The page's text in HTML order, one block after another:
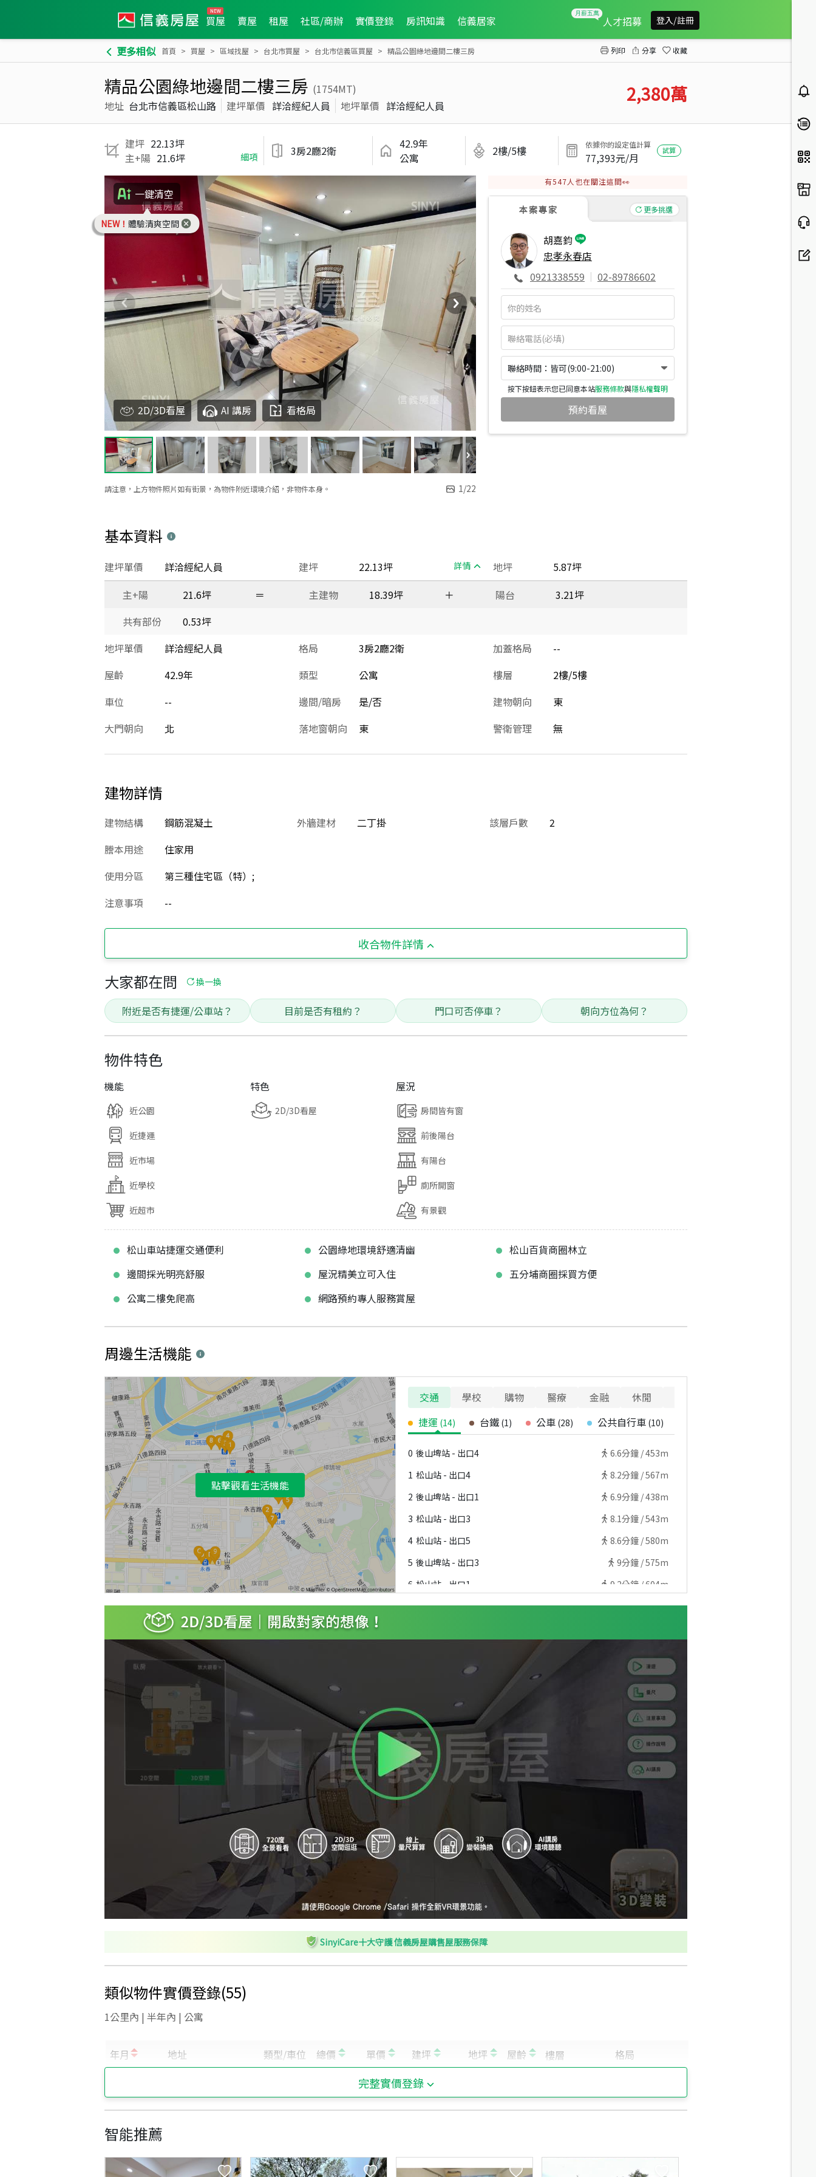
買屋 賣屋 租屋 社區/商辦 實價登錄 房訊知識 信義居家 人才招募 登入/註冊
更多相似 首頁 買屋 區域找屋 台北市買屋 台北市信義區買屋 精品公園綠地邊間二樓三房 列印 分享 收藏
精品公園綠地邊間二樓三房 (1754MT)
地址 台北市信義區松山路 建坪單價 詳洽經紀人員 地坪單價 詳洽經紀人員 2,380萬
建坪 22.13坪
主+陽 21.6坪 細項 3房2廳2衛
42.9年
公寓
2樓/5樓 依據你的設定值計算
77,393元/月
試算
一鍵清空
NEW！ 體驗清爽空間
請注意，上方物件照片如有街景，為物件附近環境介紹，非物件本身。 1/22
2D/3D看屋 AI 講房 看格局
有547人也在關注這間👀
本案專家 更多挑選
胡嘉鈞
忠孝永春店
0921338559 | 02-89786602
聯絡時間：皆可(9:00-21:00)
按下按鈕表示您已同意本站服務條款與隱私權聲明
預約看屋
基本資料
建坪 22.13坪 詳情
建坪單價 詳洽經紀人員 地坪
5.87坪
主+陽
21.6坪 ＝ 主建物 18.39坪 ＋ 陽台
3.21坪
共有部份
0.53坪
地坪單價
詳洽經紀人員 格局 3房2廳2衛 加蓋格局
--
屋齡
42.9年 類型 公寓 樓層
2樓/5樓
車位
-- 邊間/暗房 是/否 建物朝向
東
大門朝向
北 落地窗朝向 東 警衛管理 無
建物詳情
建物結構 鋼筋混凝土 外牆建材 二丁掛 該層戶數
2
謄本用途
住家用
使用分區
第三種住宅區（特）;
注意事項
--
收合物件詳情
大家都在問 換一換
附近是否有捷運/公車站？ 目前是否有租約？ 門口可否停車？ 朝向方位為何？
物件特色
機能
近公園
近捷運
近市場
近學校
近超市
特色
2D/3D看屋
屋況
房間皆有窗
前後陽台
有陽台
廁所開窗
有景觀
松山車站捷運交通便利 公園綠地環境舒適清幽
松山百貨商圈林立
邊間採光明亮舒服
屋況精美立可入住
五分埔商圈採買方便
公寓二樓免爬高
網路預約專人服務賞屋
周邊生活機能
點擊觀看生活機能
交通 學校 購物 醫療 金融 休閒
捷運 (14) 台鐵 (1) 公車 (28) 公共自行車 (10)
0 後山埤站 - 出口4 6.6分鐘 /453m
1 松山站 - 出口4 8.2分鐘 /567m
2 後山埤站 - 出口1 6.9分鐘 /438m
3 松山站 - 出口3 8.1分鐘 /543m
4 松山站 - 出口5 8.6分鐘 /580m
5 後山埤站 - 出口3 9分鐘 /575m
6 松山站 - 出口1 9.2分鐘 /604m
7 後山埤站 - 出口2 9.2分鐘 /563m
永春站 - 出口4 分鐘 /1050m
分鐘 /1092m
C 永春站 - 出口1 分鐘 /1185m
D 永春站 - 出口2 分鐘 /1177m
SinyiCare十大守護 信義房屋購售屋服務保障
類似物件實價登錄(55)
1公里內 | 半年內 | 公寓
完整實價登錄
智能推薦